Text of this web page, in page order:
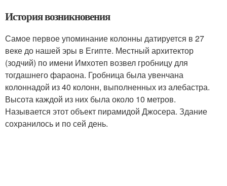
История возникновения
Самое первое упоминание колонны датируется в 27
веке до нашей эры в Египте. Местный архитектор
(зодчий) по имени Имхотеп возвел гробницу для
тогдашнего фараона. Гробница была увенчана
колоннадой из 40 колонн, выполненных из алебастра.
Высота каждой из них была около 10 метров.
Называется этот объект пирамидой Джосера. Здание
сохранилось и по сей день.